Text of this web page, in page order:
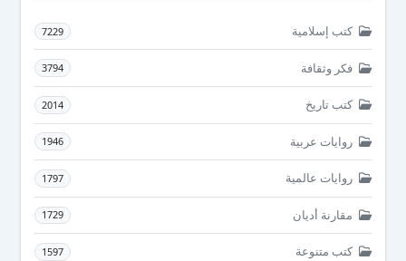
كتب إسلامية 7229
فكر وثقافة 3794
كتب تاريخ 2014
روايات عربية 1946
روايات عالمية 1797
مقارنة أديان 1729
كتب متنوعة 1597